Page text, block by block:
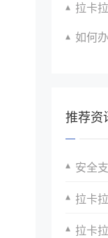
拉卡拉
如何办理
推荐资
安全支付
拉卡拉
拉卡